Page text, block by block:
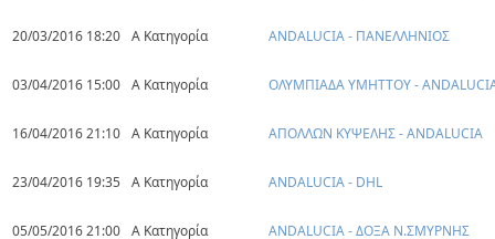
20/03/2016 18:20 Α Κατηγορία ANDALUCIA - ΠΑΝΕΛΛΗΝΙΟΣ
03/04/2016 15:00 Α Κατηγορία ΟΛΥΜΠΙΑΔΑ ΥΜΗΤΤΟΥ -
16/04/2016 21:10 Α Κατηγορία ΑΠΟΛΛΩΝ ΚΥΨΕΛΗΣ - ANDALUCIA
23/04/2016 19:35 Α Κατηγορία ANDALUCIA - DHL
05/05/2016 21:00 Α Κατηγορία ANDALUCIA - ΔΟΞΑ Ν.ΣΜΥΡΝΗΣ